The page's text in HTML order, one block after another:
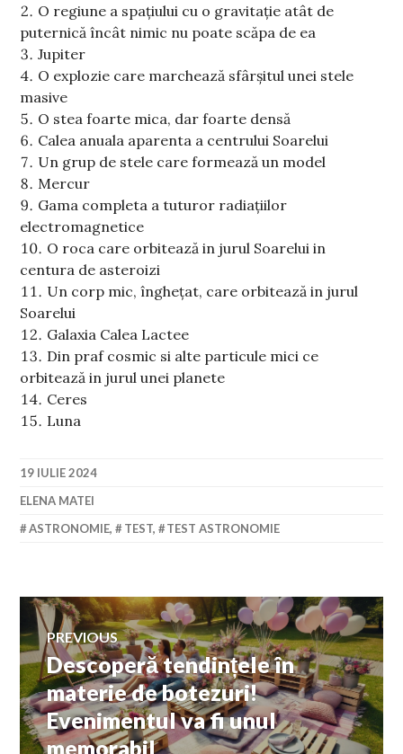
O regiune a spațiului cu o gravitație atât de
puternică încât nimic nu poate scăpa de ea
Jupiter
O explozie care marchează sfârșitul unei stele
masive
O stea foarte mica, dar foarte densă
Calea anuala aparenta a centrului Soarelui
Un grup de stele care formează un model
Mercur
Gama completa a tuturor radiațiilor
electromagnetice
O roca care orbitează in jurul Soarelui in
centura de asteroizi
Un corp mic, înghețat, care orbitează in jurul
Soarelui
Galaxia Calea Lactee
Din praf cosmic si alte particule mici ce
orbitează in jurul unei planete
Ceres
Luna
19 IULIE 2024
ELENA MATEI
ASTRONOMIE, TEST, TEST ASTRONOMIE
Navigare
în
articole
PREVIOUS
Previous
post:
Descoperă tendințele în
materie de botezuri!
Evenimentul va fi unul
memorabil